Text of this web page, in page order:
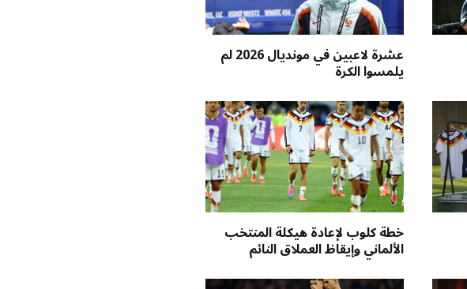
عشرة لاعبين في مونديال 2026 لم
يلمسوا الكرة
خطة كلوب لإعادة هيكلة المنتخب
الألماني وإيقاظ العملاق النائم